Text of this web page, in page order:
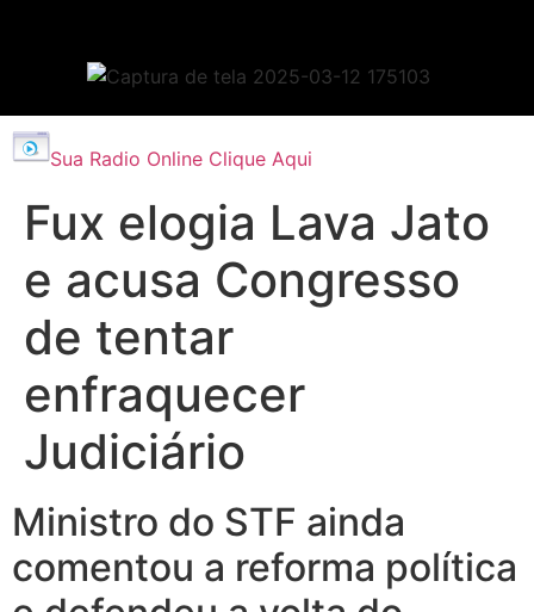
Sua Radio Online Clique Aqui
Fux elogia Lava Jato
e acusa Congresso
de tentar
enfraquecer
Judiciário
Ministro do STF ainda
comentou a reforma política